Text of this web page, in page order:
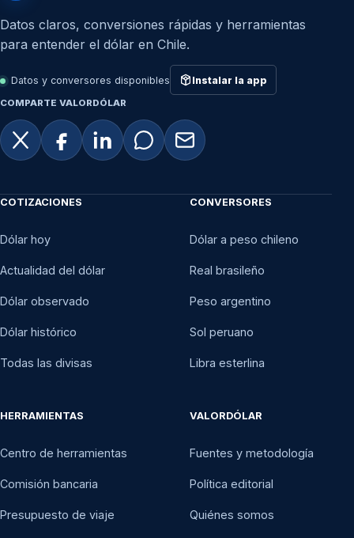
Datos claros, conversiones rápidas y herramientas
para entender el dólar en Chile.
Datos y conversores disponibles Instalar la app
COMPARTE VALORDÓLAR
COTIZACIONES
Dólar hoy
Actualidad del dólar
Dólar observado
Dólar histórico
Todas las divisas
CONVERSORES
Dólar a peso chileno
Real brasileño
Peso argentino
Sol peruano
Libra esterlina
HERRAMIENTAS
Centro de herramientas
Comisión bancaria
Presupuesto de viaje
VALORDÓLAR
Fuentes y metodología
Política editorial
Quiénes somos